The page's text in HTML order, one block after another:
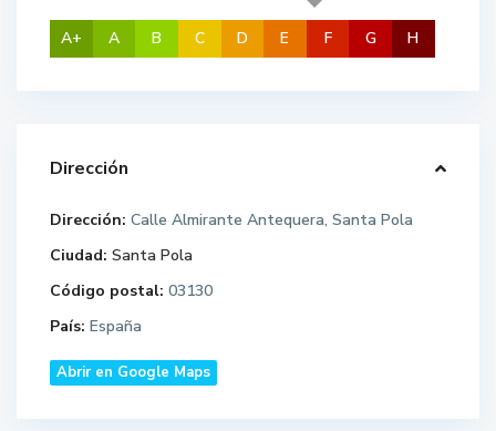
A+ A B C D E F G H
Dirección
Dirección: Calle Almirante Antequera, Santa Pola
Ciudad: Santa Pola
Código postal: 03130
País: España
Abrir en Google Maps